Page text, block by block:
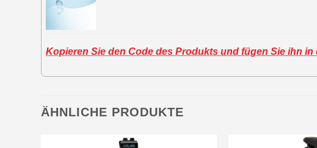
Kopieren Sie den Code des Produkts und fügen Sie ihn
ÄHNLICHE PRODUKTE